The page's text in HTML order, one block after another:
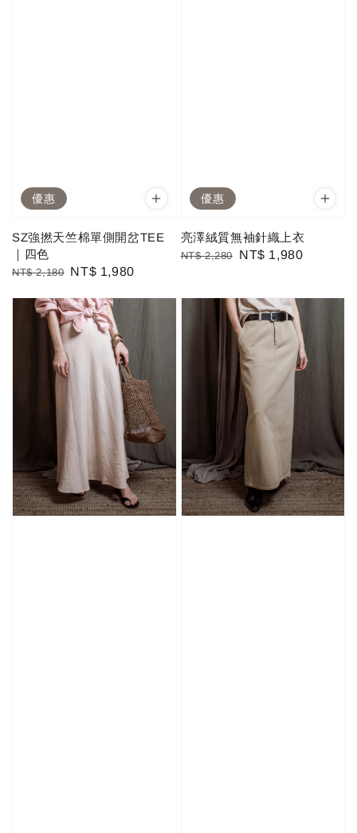
優惠
SZ強撚天竺棉單側開岔TEE
｜四色
Regular
NT$ 2,180 Sale
NT$ 1,980
優惠
亮澤絨質無袖針織上衣
Regular
NT$ 2,280
Sale
NT$ 1,980